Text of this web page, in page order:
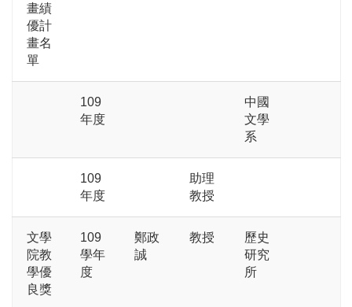
畫績
優計
畫名
單
109
年度
中國
文學
系
109
年度
助理
教授
文學
院教
學優
良獎
109
學年
度
鄭政
誠
教授
歷史
研究
所